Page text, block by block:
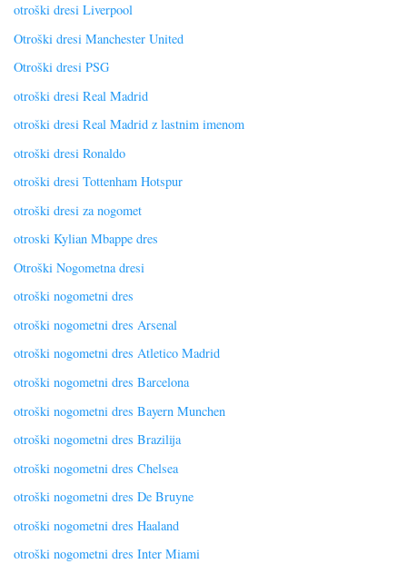
otroški dresi Liverpool
Otroški dresi Manchester United
Otroški dresi PSG
otroški dresi Real Madrid
otroški dresi Real Madrid z lastnim imenom
otroški dresi Ronaldo
otroški dresi Tottenham Hotspur
otroški dresi za nogomet
otroski Kylian Mbappe dres
Otroški Nogometna dresi
otroški nogometni dres
otroški nogometni dres Arsenal
otroški nogometni dres Atletico Madrid
otroški nogometni dres Barcelona
otroški nogometni dres Bayern Munchen
otroški nogometni dres Brazilija
otroški nogometni dres Chelsea
otroški nogometni dres De Bruyne
otroški nogometni dres Haaland
otroški nogometni dres Inter Miami